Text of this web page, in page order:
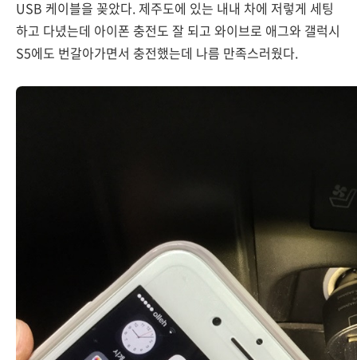
USB 케이블을 꽂았다. 제주도에 있는 내내 차에 저렇게 세팅
하고 다녔는데 아이폰 충전도 잘 되고 와이브로 애그와 갤럭시
S5에도 번갈아가면서 충전했는데 나름 만족스러웠다.